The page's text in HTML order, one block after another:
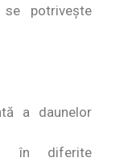
potrivește
a daunelor
în diferite